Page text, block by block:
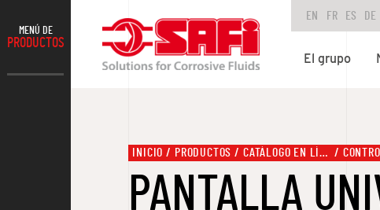
MENÚ DE
PRODUCTOS
EN FR ES DE
El grupo
INICIO PRODUCTOS CATÁLOGO EN LÍNEA
PANTALLA